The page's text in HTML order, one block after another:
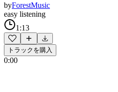
byForestMusic
easy listening
1:13
トラックを購入
0:00